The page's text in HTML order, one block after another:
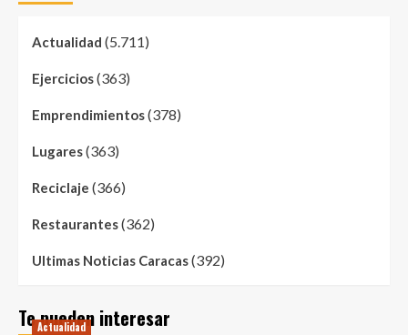
Actualidad (5.711)
Ejercicios(363)
Emprendimientos(378)
Lugares(363)
Reciclaje (366)
Restaurantes(362)
Ultimas Noticias Caracas(392)
Te pueden interesar
Actualidad